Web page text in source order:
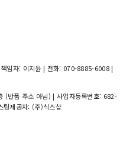
임자: 이지윤 | 전화: 070-8885-6008 |
(반품 주소 아님) | 사업자등록번호: 682-
팅제공자: (주)식스샵